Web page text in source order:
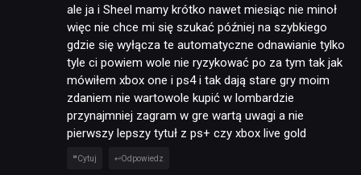
ale ja i Sheel mamy krótko nawet miesiąc nie minoł
więc nie chce mi się szukać później na szybkiego
gdzie się wyłącza te automatyczne odnawianie tylko
tyle ci powiem wole nie ryzykować po za tym tak jak
mówiłem xbox one i ps4 i tak dają stare gry moim
zdaniem nie wartowole kupić w lombardzie
przynajmniej zagram w gre wartą uwagi a nie
pierwszy lepszy tytuł z ps+ czy xbox live gold
Cytuj Odpowiedz